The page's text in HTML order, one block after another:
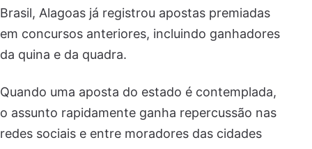
Brasil, Alagoas já registrou apostas premiadas
em concursos anteriores, incluindo ganhadores
da quina e da quadra.
Quando uma aposta do estado é contemplada,
o assunto rapidamente ganha repercussão nas
redes sociais e entre moradores das cidades